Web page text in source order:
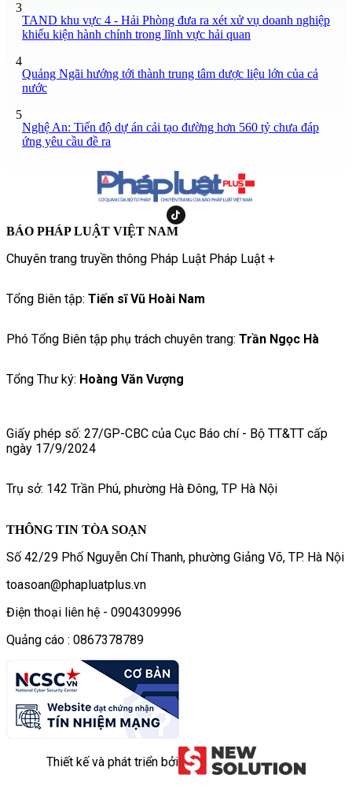
3
TAND khu vực 4 - Hải Phòng đưa ra xét xử vụ doanh nghiệp
khiếu kiện hành chính trong lĩnh vực hải quan
4
Quảng Ngãi hướng tới thành trung tâm dược liệu lớn của cả
nước
5
Nghệ An: Tiến độ dự án cải tạo đường hơn 560 tỷ chưa đáp
ứng yêu cầu đề ra
BÁO PHÁP LUẬT VIỆT NAM
Chuyên trang truyền thông Pháp Luật Pháp Luật +
Tổng Biên tập: Tiến sĩ Vũ Hoài Nam
Phó Tổng Biên tập phụ trách chuyên trang: Trần Ngọc Hà
Tổng Thư ký: Hoàng Văn Vượng
Giấy phép số: 27/GP-CBC của Cục Báo chí - Bộ TT&TT cấp
ngày 17/9/2024
Trụ sở: 142 Trần Phú, phường Hà Đông, TP Hà Nội
THÔNG TIN TÒA SOẠN
Số 42/29 Phố Nguyễn Chí Thanh, phường Giảng Võ, TP. Hà Nội
toasoan@phapluatplus.vn
Điện thoại liên hệ - 0904309996
Quảng cáo : 0867378789
Thiết kế và phát triển bởi